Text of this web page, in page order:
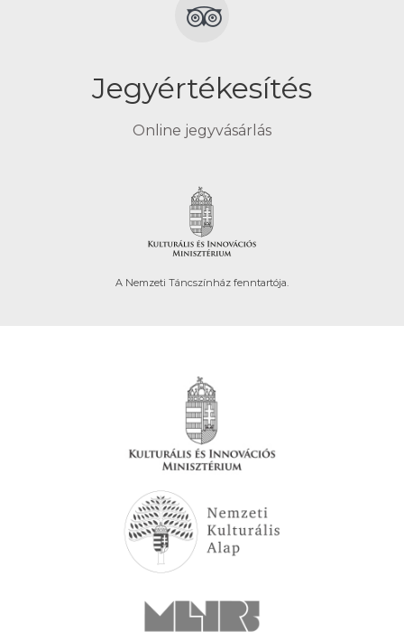
Jegyértékesítés
Online jegyvásárlás
A Nemzeti Táncszínház fenntartója.